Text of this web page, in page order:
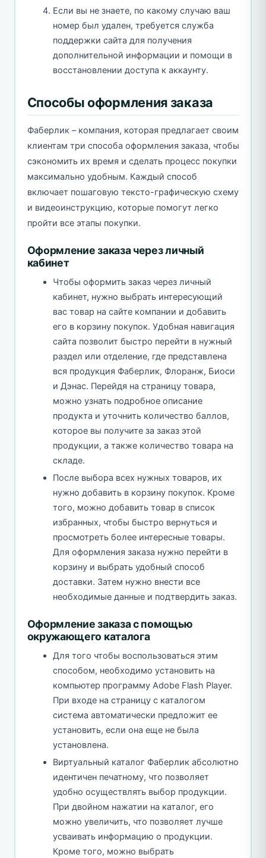
Если вы не знаете, по какому случаю ваш
номер был удален, требуется служба
поддержки сайта для получения
дополнительной информации и помощи в
восстановлении доступа к аккаунту.
Способы оформления заказа
Фаберлик – компания, которая предлагает своим
клиентам три способа оформления заказа, чтобы
сэкономить их время и сделать процесс покупки
максимально удобным. Каждый способ
включает пошаговую тексто-графическую схему
и видеоинструкцию, которые помогут легко
пройти все этапы покупки.
Оформление заказа через личный
кабинет
Чтобы оформить заказ через личный
кабинет, нужно выбрать интересующий
вас товар на сайте компании и добавить
его в корзину покупок. Удобная навигация
сайта позволит быстро перейти в нужный
раздел или отделение, где представлена ​​
вся продукция Фаберлик, Флоранж, Биоси
и Дэнас. Перейдя на страницу товара,
можно узнать подробное описание
продукта и уточнить количество баллов,
которое вы получите за заказ этой
продукции, а также количество товара на
складе.
После выбора всех нужных товаров, их
нужно добавить в корзину покупок. Кроме
того, можно добавить товар в список
избранных, чтобы быстро вернуться и
просмотреть более интересные товары.
Для оформления заказа нужно перейти в
корзину и выбрать удобный способ
доставки. Затем нужно внести все
необходимые данные и подтвердить заказ.
Оформление заказа с помощью
окружающего каталога
Для того чтобы воспользоваться этим
способом, необходимо установить на
компьютер программу Adobe Flash Player.
При входе на страницу с каталогом
система автоматически предложит ее
установить, если она еще не была
установлена.
Виртуальный каталог Фаберлик абсолютно
идентичен печатному, что позволяет
удобно осуществлять выбор продукции.
При двойном нажатии на каталог, его
можно увеличить, что позволяет лучше
усваивать информацию о продукции.
Кроме того, можно выбрать